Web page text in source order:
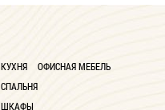
КУХНЯ
СПАЛЬНЯ
ШКАФЫ
ОФИСНАЯ МЕБЕЛЬ